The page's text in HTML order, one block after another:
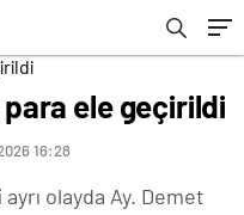
ele geçirildi
16:28
olayda Ay. Demet